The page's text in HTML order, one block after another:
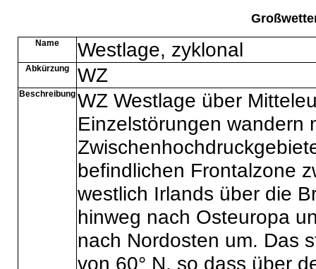
Name Westlage, zyklonal
Abkürzung WZ
Beschreibung WZ Westlage über
Einzelstörungen wandern
befindlichen Frontalzone
westlich Irlands über die
hinweg nach Osteuropa
nach Nordosten um. Das
von 60° N, so dass über